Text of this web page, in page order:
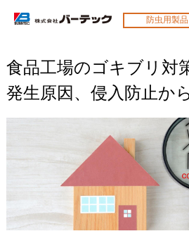
防虫用製品
食品工場のゴキブリ対
発生原因、侵入防止か